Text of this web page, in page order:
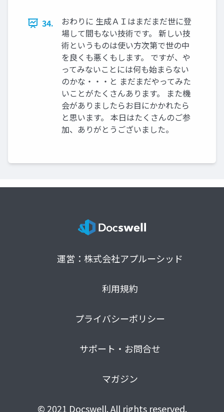
34.
おわりに 生成ＡＩはまだまだ世に登
場して間もない技術です。 新しい技
術というものは使い方次第で世の中
を良くも悪くもします。 ですが、や
ってみないことには何も始まらない
のかな・・・と まだまだやってみた
いことがたくさんあります。 また機
会がありましたらお目にかかれたら
と思います。 本日はたくさんのご参
加、ありがとうございました。
運営：株式会社アプルーシッド
利用規約
プライバシーポリシー
サポート・お問合せ
マガジン
© 2021 Docswell. All rights reserved.